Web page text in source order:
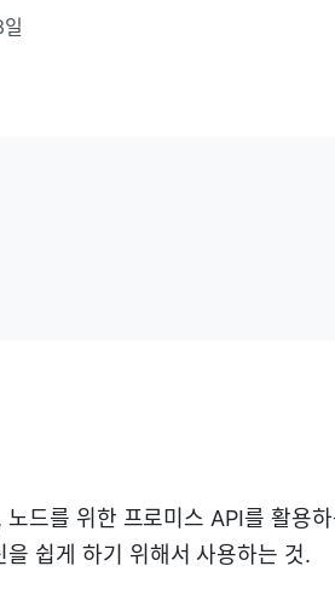
드를 위한 프로미스 API를 활용
을 쉽게 하기 위해서 사용하는 것.